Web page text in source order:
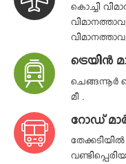
കൊച്ചി
ട്രെയിന്‍
ചെങ്ങന്നൂർ
മീ .
റോഡ്‌